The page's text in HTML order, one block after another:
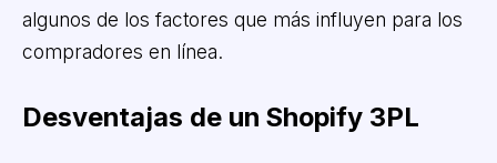
algunos de los factores que más influyen para los
compradores en línea.
Desventajas de un Shopify 3PL